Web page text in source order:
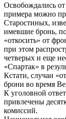
Освобождались
примера можно
Старостиных,
имевшие бронь,
«откосить» от
при этом
четверых и еще
«Спартак» в
Кстати, случаи
брони во время
К уголовной
привлечены
комиссий.